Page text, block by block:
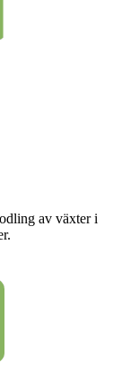
av växter i